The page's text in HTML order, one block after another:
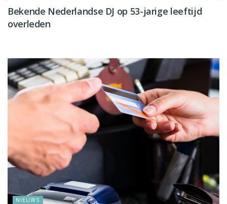
Bekende Nederlandse DJ op 53-jarige leeftijd
overleden
NIEUWS